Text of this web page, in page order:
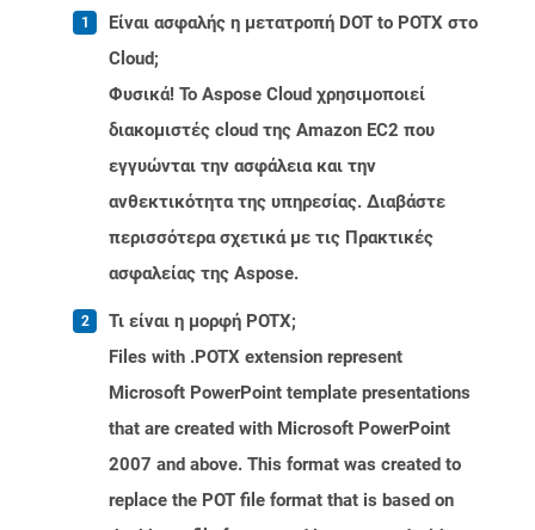
Είναι ασφαλής η μετατροπή DOT to POTX στο
Cloud;
Φυσικά! Το Aspose Cloud χρησιμοποιεί
διακομιστές cloud της Amazon EC2 που
εγγυώνται την ασφάλεια και την
ανθεκτικότητα της υπηρεσίας. Διαβάστε
περισσότερα σχετικά με τις Πρακτικές
ασφαλείας της Aspose.
Τι είναι η μορφή POTX;
Files with .POTX extension represent
Microsoft PowerPoint template presentations
that are created with Microsoft PowerPoint
2007 and above. This format was created to
replace the POT file format that is based on